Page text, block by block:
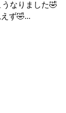
なりました🤣
ず🤣...